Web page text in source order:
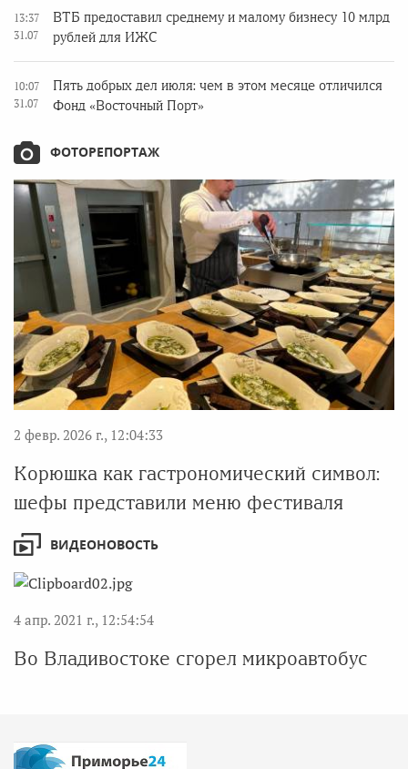
13:37
31.07
ВТБ предоставил среднему и малому бизнесу 10 млрд
рублей для ИЖС
10:07
31.07
Пять добрых дел июля: чем в этом месяце отличился
Фонд «Восточный Порт»
ФОТОРЕПОРТАЖ
2 февр. 2026 г., 12:04:33
Корюшка как гастрономический символ:
шефы представили меню фестиваля
ВИДЕОНОВОСТЬ
4 апр. 2021 г., 12:54:54
Во Владивостоке сгорел микроавтобус